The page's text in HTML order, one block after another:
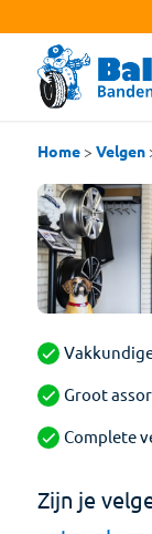
Home> Velgen
Groot
Complete
Zijn je